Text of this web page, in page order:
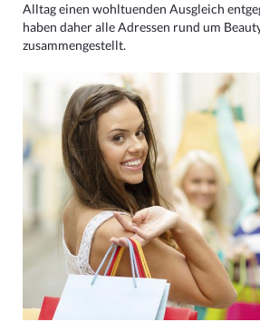
Alltag einen wohltuenden Ausgleich
haben daher alle Adressen rund um
zusammengestellt.